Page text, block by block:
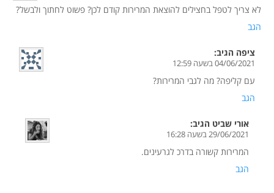
לא צריך לטפל בחצילים להוצאת המרירות קודם לכן? פשוט לחתוך ולבשל?
הגב
ציפה הגיב:
04/06/2021 בשעה 12:59
עם קליפה? מה לגבי המרירות?
הגב
אורי שביט הגיב:
29/06/2021 בשעה 16:28
המרירות קשורה בדרכ לגרעינים.
הגב